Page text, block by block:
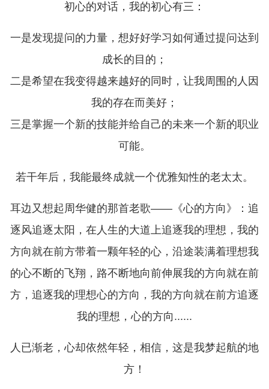
初心的对话，我的初心有三：
一是发现提问的力量，想好好学习如何通过提问达到
成长的目的；
二是希望在我变得越来越好的同时，让我周围的人因
我的存在而美好；
三是掌握一个新的技能并给自己的未来一个新的职业
可能。
若干年后，我能最终成就一个优雅知性的老太太。
耳边又想起周华健的那首老歌——《心的方向》：追
逐风追逐太阳，在人生的大道上追逐我的理想，我的
方向就在前方带着一颗年轻的心，沿途装满着理想我
的心不断的飞翔，路不断地向前伸展我的方向就在前
方，追逐我的理想心的方向，我的方向就在前方追逐
我的理想，心的方向......
人已渐老，心却依然年轻，相信，这是我梦起航的地
方！